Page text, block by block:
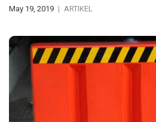
May 19, 2019 ARTIKEL